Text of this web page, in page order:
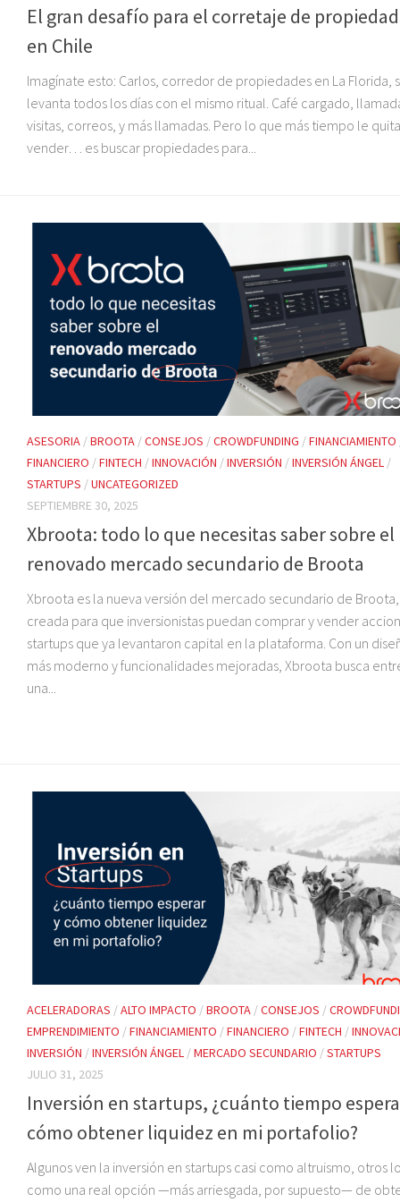
El gran desafío para el corretaje de
en Chile
Imagínate esto: Carlos, corredor de propiedades en La Florida,
levanta todos los días con el mismo ritual. Café cargado,
visitas, correos, y más llamadas. Pero lo que más tiempo le
vender… es buscar propiedades para...
ASESORIA /BROOTA /CONSEJOS /CROWDFUNDING /FINANCIAMIENTO
FINANCIERO /FINTECH /INNOVACIÓN /INVERSIÓN /INVERSIÓN ÁNGEL /
STARTUPS /UNCATEGORIZED
SEPTIEMBRE 30, 2025
Xbroota: todo lo que necesitas saber sobre el
renovado mercado secundario de Broota
Xbroota es la nueva versión del mercado secundario de Broota,
creada para que inversionistas puedan comprar y vender
startups que ya levantaron capital en la plataforma. Con un
más moderno y funcionalidades mejoradas, Xbroota busca
una...
ACELERADORAS /ALTO IMPACTO /BROOTA /CONSEJOS /
EMPRENDIMIENTO /FINANCIAMIENTO /FINANCIERO /FINTECH /
INVERSIÓN /INVERSIÓN ÁNGEL /MERCADO SECUNDARIO /STARTUPS
JULIO 31, 2025
Inversión en startups, ¿cuánto tiempo
cómo obtener liquidez en mi portafolio?
Algunos ven la inversión en startups casi como altruismo, otros
como una real opción —más arriesgada, por supuesto— de